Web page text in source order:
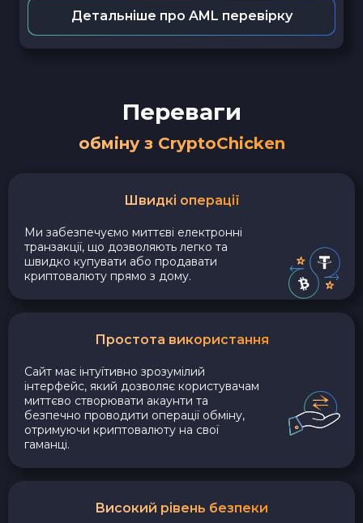
Детальніше про AML перевірку
Переваги
обміну з CryptoChicken
Швидкі операції
Ми забезпечуємо миттєві електронні
транзакції, що дозволяють легко та
швидко купувати або продавати
криптовалюту прямо з дому.
Простота використання
Сайт має інтуїтивно зрозумілий
інтерфейс, який дозволяє користувачам
миттєво створювати акаунти та
безпечно проводити операції обміну,
отримуючи криптовалюту на свої
гаманці.
Високий рівень безпеки